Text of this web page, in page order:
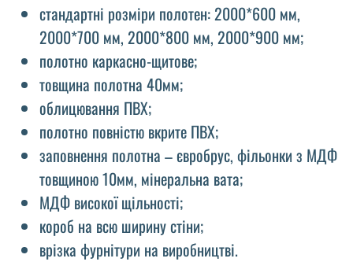
стандартні розміри полотен: 2000*600 мм,
2000*700 мм, 2000*800 мм, 2000*900 мм;
полотно каркасно-щитове;
товщина полотна 40мм;
облицювання ПВХ;
полотно повністю вкрите ПВХ;
заповнення полотна – євробрус, фільонки з МДФ
товщиною 10мм, мінеральна вата;
МДФ високої щільності;
короб на всю ширину стіни;
врізка фурнітури на виробництві.